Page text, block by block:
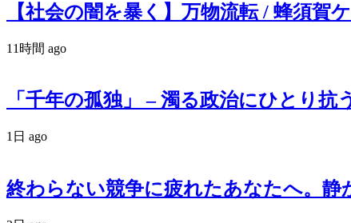
【社会の闇を暴く】万物流転 / 蜂須賀
11時間 ago
「千年の孤独」 – 濁る政治にひとり抗
1日 ago
終わらない競争に疲れたあなたへ。静